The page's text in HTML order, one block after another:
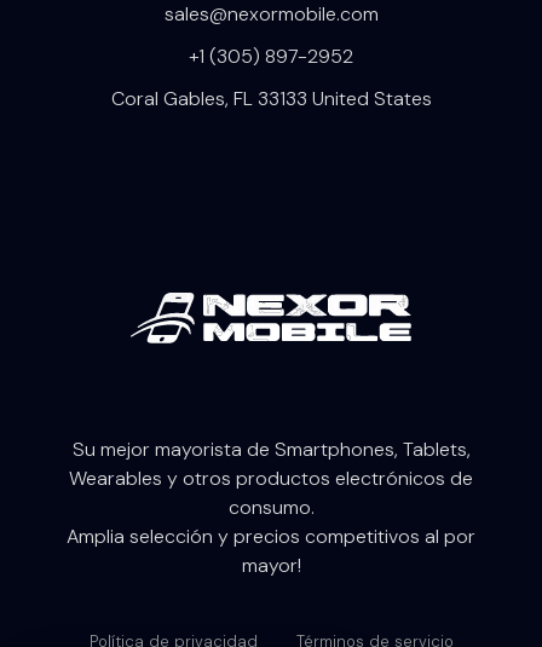
sales@nexormobile.com
+1 (305) 897-2952
Coral Gables, FL 33133 United States
Su mejor mayorista de Smartphones, Tablets,
Wearables y otros productos electrónicos de
consumo.
Amplia selección y precios competitivos al por
mayor!
Política de privacidad Términos de servicio